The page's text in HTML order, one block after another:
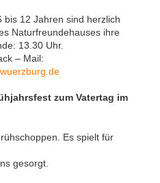
bis 12 Jahren sind herzlich
Naturfreundehauses ihre
13.30 Uhr.
– Mail:
zum Vatertag im
Es spielt für
gesorgt.